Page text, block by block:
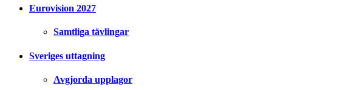
Eurovision 2027
Samtliga tävlingar
Sveriges uttagning
Avgjorda upplagor